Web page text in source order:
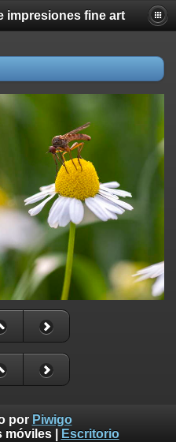
impresiones fine art
por Piwigo
móviles| Escritorio